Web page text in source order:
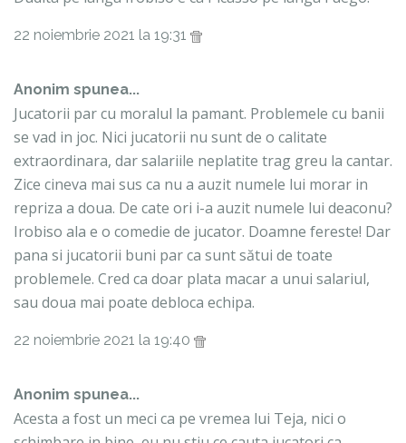
22 noiembrie 2021 la 19:31
Anonim spunea...
Jucatorii par cu moralul la pamant. Problemele cu banii
se vad in joc. Nici jucatorii nu sunt de o calitate
extraordinara, dar salariile neplatite trag greu la cantar.
Zice cineva mai sus ca nu a auzit numele lui morar in
repriza a doua. De cate ori i-a auzit numele lui deaconu?
Irobiso ala e o comedie de jucator. Doamne fereste! Dar
pana si jucatorii buni par ca sunt sătui de toate
problemele. Cred ca doar plata macar a unui salariul,
sau doua mai poate debloca echipa.
22 noiembrie 2021 la 19:40
Anonim spunea...
Acesta a fost un meci ca pe vremea lui Teja, nici o